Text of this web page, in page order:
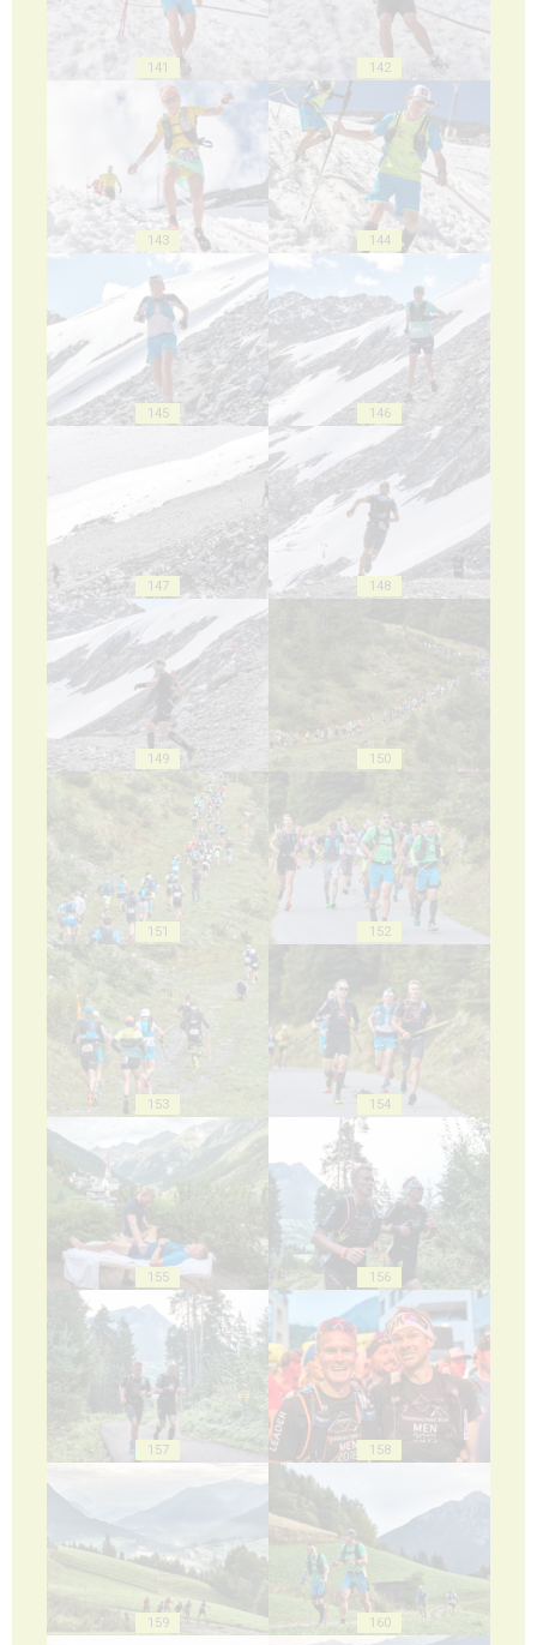
141 142
143 144
145 146
147 148
149 150
151 152
153 154
155 156
157 158
159 160